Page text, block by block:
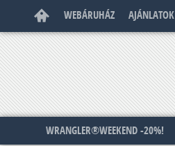
WEBÁRUHÁZ AJÁNLATOK
WRANGLER®WEEKEND -20%!